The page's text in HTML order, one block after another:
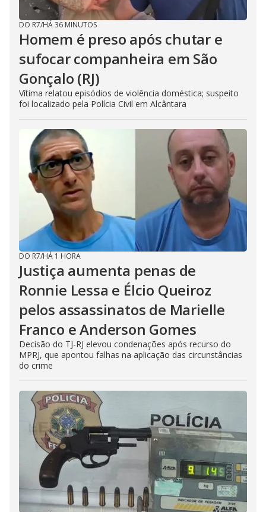
DO R7/HÁ 36 MINUTOS
Homem é preso após chutar e
sufocar companheira em São
Gonçalo (RJ)
Vítima relatou episódios de violência doméstica; suspeito
foi localizado pela Polícia Civil em Alcântara
DO R7/HÁ 1 HORA
Justiça aumenta penas de
Ronnie Lessa e Élcio Queiroz
pelos assassinatos de Marielle
Franco e Anderson Gomes
Decisão do TJ-RJ elevou condenações após recurso do
MPRJ, que apontou falhas na aplicação das circunstâncias
do crime